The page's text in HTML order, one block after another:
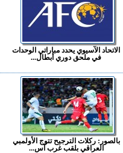
الاتحاد الآسيوي يحدد مباراتي الوحدات
في ملحق دوري أبطال...
بالصور: ركلات الترجيح تتوج الأولمبي
العراقي بلقب غرب آس...